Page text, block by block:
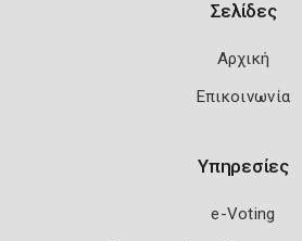
Σελίδες
Αρχική
Επικοινωνία
Υπηρεσίες
e-Voting